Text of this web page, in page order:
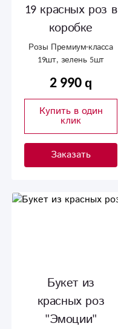
19 красных роз в
коробке
Розы Премиум-класса
19шт, зелень 5шт
2 990
Купить в один
клик
Заказать
Букет из
красных роз
"Эмоции"